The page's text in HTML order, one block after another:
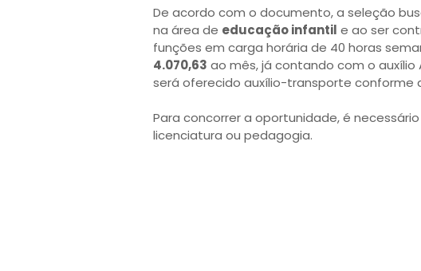
De acordo com o documento, a seleção
na área de educação infantil e ao ser
funções em carga horária de 40 horas
4.070,63 ao mês, já contando com o
será oferecido auxílio-transporte conforme
Para concorrer a oportunidade, é
licenciatura ou pedagogia.